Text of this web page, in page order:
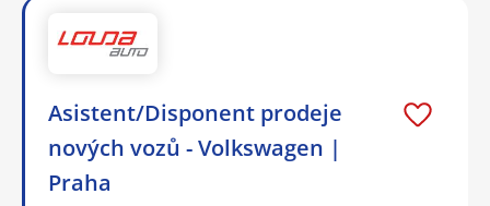
Asistent/Disponent prodeje
nových vozů - Volkswagen |
Praha